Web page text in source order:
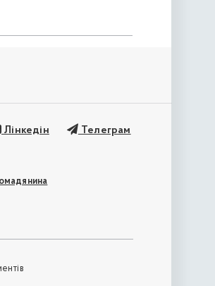
Лінкедін Телеграм